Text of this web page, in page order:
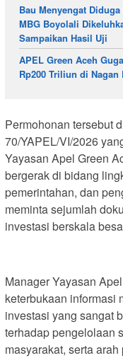
Bau Menyengat
MBG Boyolali
Sampaikan Hasil Uji
APEL Green Aceh
Rp200 Triliun di Nagan
Permohonan tersebut
70/YAPEL/VI/2026
Yayasan Apel Green
bergerak di bidang
pemerintahan, dan
meminta sejumlah
investasi berskala
Manager Yayasan
keterbukaan informasi
investasi yang sangat
terhadap pengelolaan
masyarakat, serta